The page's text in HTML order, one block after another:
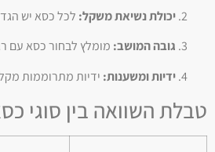
יכולת נשיאת משקל: לכל כסא יש
גובה המושב: מומלץ לבחור כסא עם
ידיות ומשענות: ידיות מתרוממות
טבלת השוואה בין סוגי